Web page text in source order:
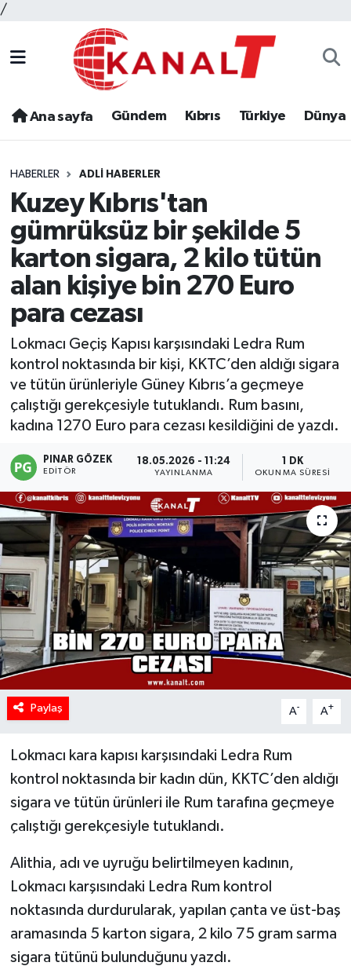
/
Ana sayfa Gündem Kıbrıs Türkiye Dünya
HABERLER ADLI HABERLER
Kuzey Kıbrıs'tan
gümrüksüz bir şekilde 5
karton sigara, 2 kilo tütün
alan kişiye bin 270 Euro
para cezası
Lokmacı Geçiş Kapısı karşısındaki Ledra Rum
kontrol noktasında bir kişi, KKTC’den aldığı sigara
ve tütün ürünleriyle Güney Kıbrıs’a geçmeye
çalıştığı gerekçesiyle tutuklandı. Rum basını,
kadına 1270 Euro para cezası kesildiğini de yazdı.
PINAR GÖZEK
EDITÖR
18.05.2026 - 11:24
YAYINLANMA
1 DK
OKUNMA SÜRESI
Paylaş A- A+
Lokmacı kara kapısı karşısındaki Ledra Rum
kontrol noktasında bir kadın dün, KKTC’den aldığı
sigara ve tütün ürünleri ile Rum tarafına geçmeye
çalıştığı gerekçesiyle tutuklandı.
Alithia, adı ve uyruğu belirtilmeyen kadının,
Lokmacı karşısındaki Ledra Rum kontrol
noktasında durdurularak, yapılan çanta ve üst-baş
aramasında 5 karton sigara, 2 kilo 75 gram sarma
sigara tütünü bulunduğunu yazdı.